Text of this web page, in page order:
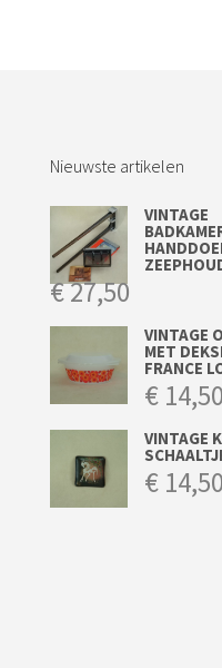
Nieuwste artikelen
VINTAGE
€27,50
VINTAGE
MET
FRANCE
€ 14,50
VINTAGE
€ 14,50